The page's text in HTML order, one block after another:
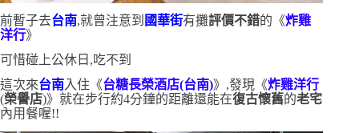
前暫子去台南,就曾注意到 國華街有攤評價不錯的《炸雞
洋行》
可惜碰上公休日,吃不到
這次來台南入住《台糖長榮酒店(台南)》,發現《炸雞洋行
(榮譽店)》就在步行約4分鐘的距離還能在復古懷舊的老宅
內用餐喔!!